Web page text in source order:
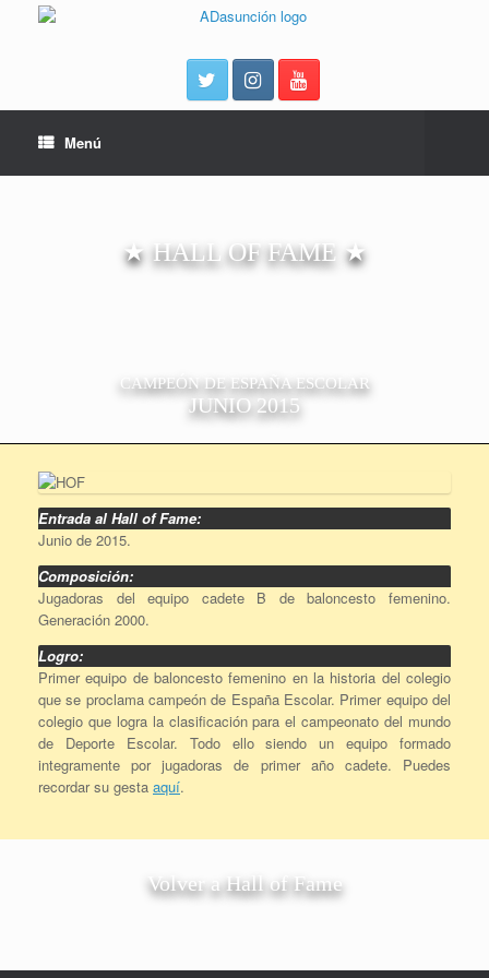
Menú
★ HALL OF FAME ★
CAMPEÓN DE ESPAÑA ESCOLAR
JUNIO 2015
Entrada al Hall of Fame:
Junio de 2015.
Composición:
Jugadoras del equipo cadete B de baloncesto femenino.
Generación 2000.
Logro:
Primer equipo de baloncesto femenino en la historia del colegio
que se proclama campeón de España Escolar. Primer equipo del
colegio que logra la clasificación para el campeonato del mundo
de Deporte Escolar. Todo ello siendo un equipo formado
integramente por jugadoras de primer año cadete. Puedes
recordar su gesta aquí.
Volver a Hall of Fame